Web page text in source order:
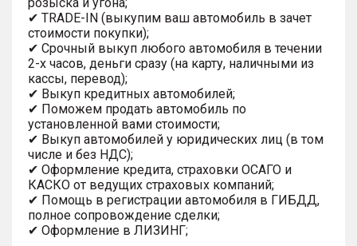
✔ TRADE-IN (выкупим ваш автомобиль в зачет
стоимости покупки);
✔ Срочный выкуп любого автомобиля в течении
2-х часов, деньги сразу (на карту, наличными из
кассы, перевод);
✔ Выкуп кредитных автомобилей;
✔ Поможем продать автомобиль по
установленной вами стоимости;
✔ Выкуп автомобилей у юридических лиц (в том
числе и без НДС);
✔ Оформление кредита, страховки ОСАГО и
КАСКО от ведущих страховых компаний;
✔ Помощь в регистрации автомобиля в ГИБДД,
полное сопровождение сделки;
✔ Оформление в ЛИЗИНГ;